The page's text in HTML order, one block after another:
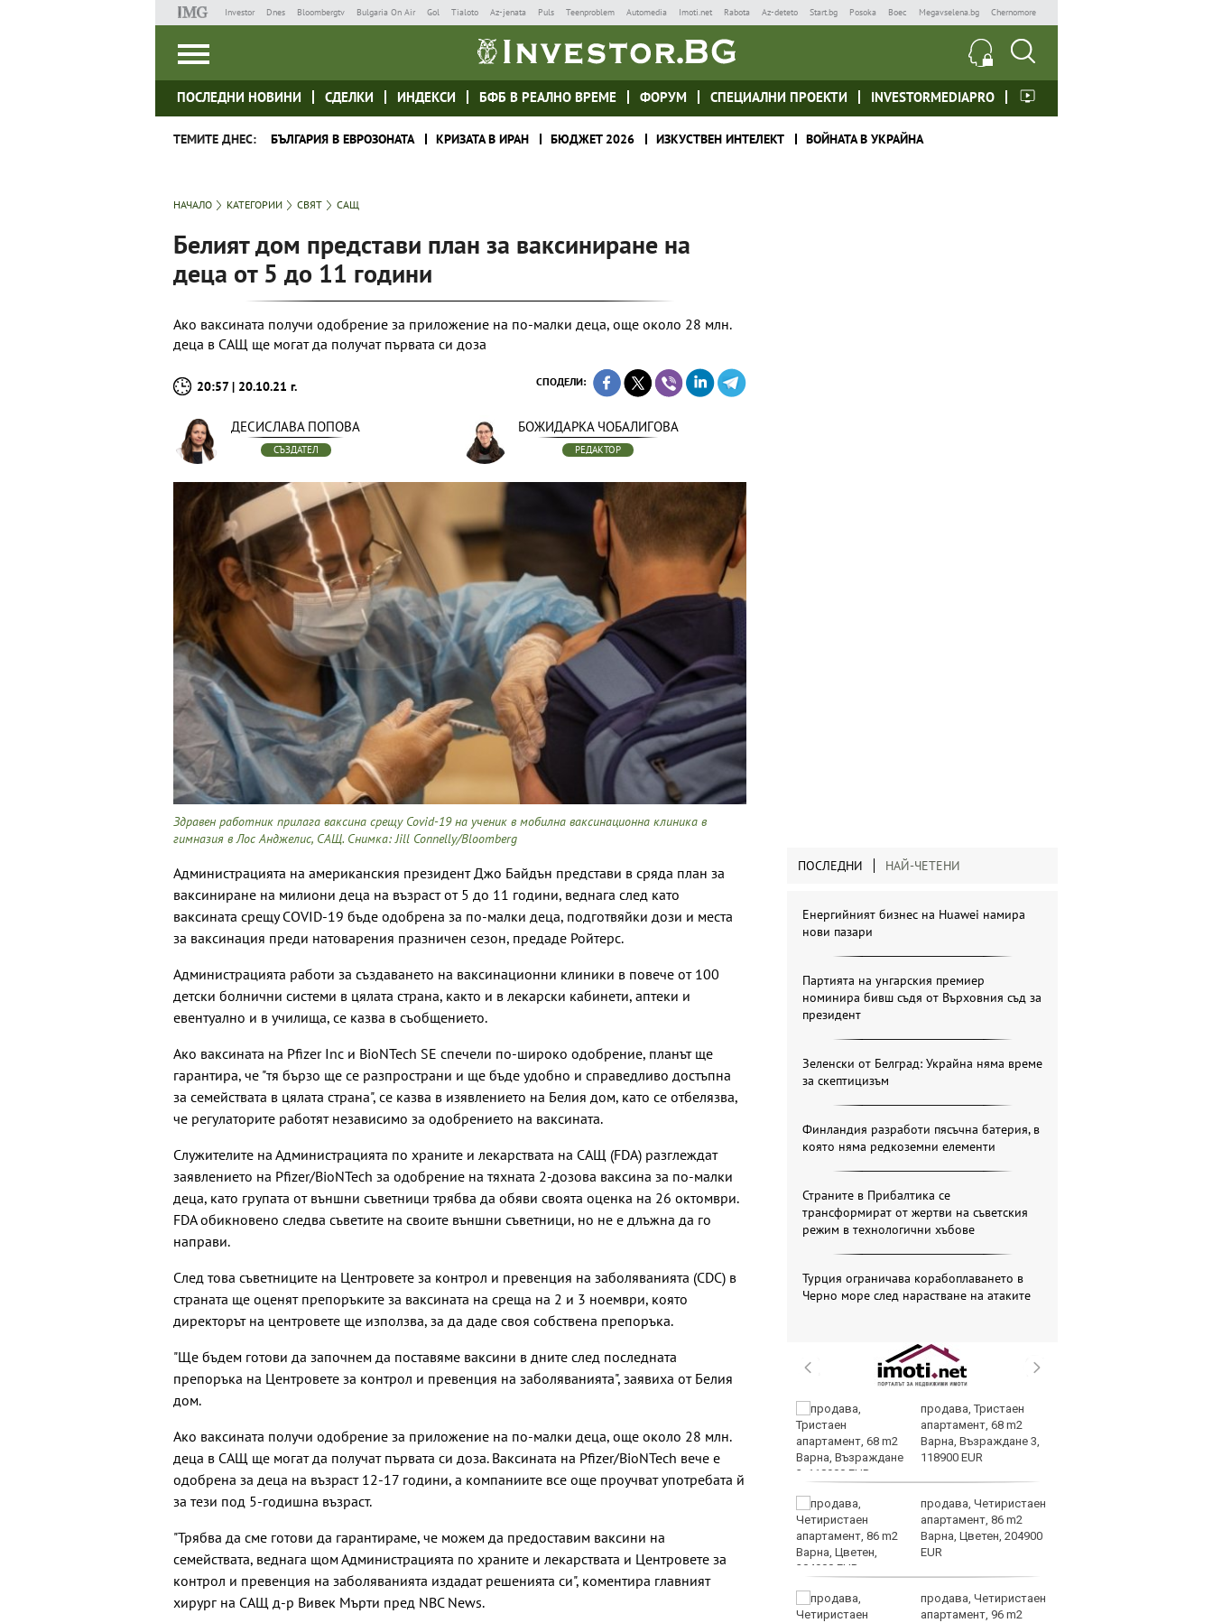
Investor Dnes Bloombergtv Bulgaria On Air Gol Tialoto Az-jenata Puls Teenproblem Automedia Imoti.net Rabota Az-deteto Start.bg Posoka Boec Megavselena.bg Chernomore
ПОСЛЕДНИ НОВИНИ СДЕЛКИ ИНДЕКСИ БФБ В РЕАЛНО ВРЕМЕ ФОРУМ СПЕЦИАЛНИ ПРОЕКТИ INVESTORMEDIAPRO
ТЕМИТЕ ДНЕС: БЪЛГАРИЯ В ЕВРОЗОНАТА КРИЗАТА В ИРАН БЮДЖЕТ 2026 ИЗКУСТВЕН ИНТЕЛЕКТ ВОЙНАТА В УКРАЙНА
НАЧАЛО КАТЕГОРИИ СВЯТ САЩ
Белият дом представи план за ваксиниране на
деца от 5 до 11 години
Ако ваксината получи одобрение за приложение на по-малки деца, още около 28 млн.
деца в САЩ ще могат да получат първата си доза
20:57 | 20.10.21 г. СПОДЕЛИ:
ДЕСИСЛАВА ПОПОВА
СЪЗДАТЕЛ
БОЖИДАРКА ЧОБАЛИГОВА
РЕДАКТОР
Здравен работник прилага ваксина срещу Covid-19 на ученик в мобилна ваксинационна клиника в
гимназия в Лос Анджелис, САЩ. Снимка: Jill Connelly/Bloomberg
Администрацията на американския президент Джо Байдън представи в сряда план за
ваксиниране на милиони деца на възраст от 5 до 11 години, веднага след като
ваксината срещу COVID-19 бъде одобрена за по-малки деца, подготвяйки дози и места
за ваксинация преди натоварения празничен сезон, предаде Ройтерс.
Администрацията работи за създаването на ваксинационни клиники в повече от 100
детски болнични системи в цялата страна, както и в лекарски кабинети, аптеки и
евентуално и в училища, се казва в съобщението.
Ако ваксината на Pfizer Inc и BioNTech SE спечели по-широко одобрение, планът ще
гарантира, че "тя бързо ще се разпространи и ще бъде удобно и справедливо достъпна
за семействата в цялата страна", се казва в изявлението на Белия дом, като се отбелязва,
че регулаторите работят независимо за одобрението на ваксината.
Служителите на Администрацията по храните и лекарствата на САЩ (FDA) разглеждат
заявлението на Pfizer/BioNTech за одобрение на тяхната 2-дозова ваксина за по-малки
деца, като групата от външни съветници трябва да обяви своята оценка на 26 октомври.
FDA обикновено следва съветите на своите външни съветници, но не е длъжна да го
направи.
След това съветниците на Центровете за контрол и превенция на заболяванията (CDC) в
страната ще оценят препоръките за ваксината на среща на 2 и 3 ноември, която
директорът на центровете ще използва, за да даде своя собствена препоръка.
"Ще бъдем готови да започнем да поставяме ваксини в дните след последната
препоръка на Центровете за контрол и превенция на заболяванията", заявиха от Белия
дом.
Ако ваксината получи одобрение за приложение на по-малки деца, още около 28 млн.
деца в САЩ ще могат да получат първата си доза. Ваксината на Pfizer/BioNTech вече е
одобрена за деца на възраст 12-17 години, а компаниите все още проучват употребата й
за тези под 5-годишна възраст.
"Трябва да сме готови да гарантираме, че можем да предоставим ваксини на
семействата, веднага щом Администрацията по храните и лекарствата и Центровете за
контрол и превенция на заболяванията издадат решенията си", коментира главният
хирург на САЩ д-р Вивек Мърти пред NBC News.
ПОСЛЕДНИ НАЙ-ЧЕТЕНИ
Енергийният бизнес на Huawei намира
нови пазари
Партията на унгарския премиер
номинира бивш съдя от Върховния съд за
президент
Зеленски от Белград: Украйна няма време
за скептицизъм
Финландия разработи пясъчна батерия, в
която няма редкоземни елементи
Страните в Прибалтика се
трансформират от жертви на съветския
режим в технологични хъбове
Турция ограничава корабоплаването в
Черно море след нарастване на атаките
Военноморското
училище във Варна
се взриви дрон у нас
продава, Тристаен
апартамент, 68 m2
Варна, Възраждане 3,
118900 EUR
продава, Четиристаен
апартамент, 86 m2
Варна, Цветен, 204900
EUR
продава, Четиристаен
апартамент, 96 m2